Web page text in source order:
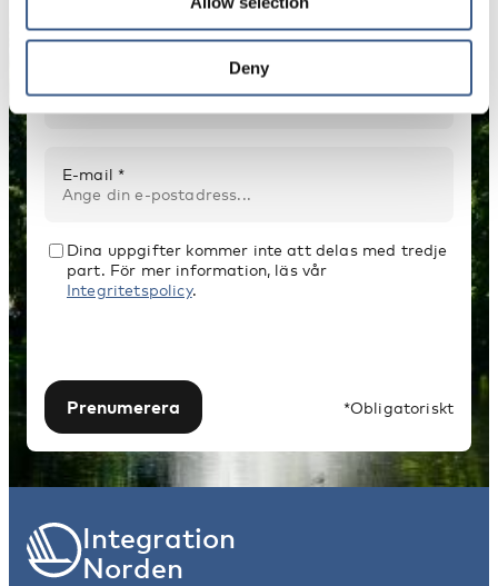
Deny
E-mail *
Dina uppgifter kommer inte att delas med tredje
part. För mer information, läs vår
Integritetspolicy.
Prenumerera *Obligatoriskt
Integration
Norden